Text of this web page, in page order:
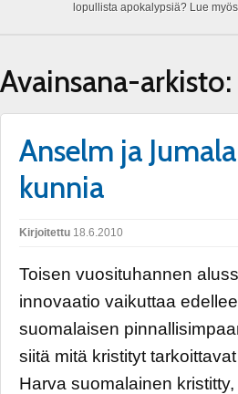
lopullista apokalypsiä? Lue myös
Avainsana-arkisto:
Anselm ja
kunnia
Kirjoitettu 18.6.2010
Toisen vuosituhannen
innovaatio vaikuttaa
suomalaisen
siitä mitä kristityt
Harva suomalainen